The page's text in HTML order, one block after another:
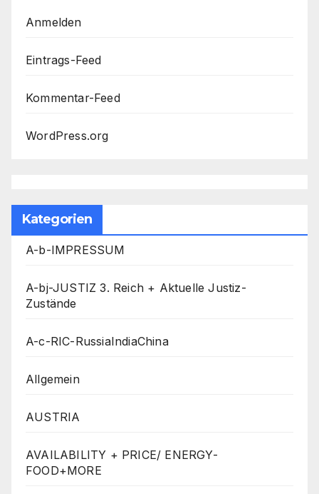
Anmelden
Eintrags-Feed
Kommentar-Feed
WordPress.org
Kategorien
A-b-IMPRESSUM
A-bj-JUSTIZ 3. Reich + Aktuelle Justiz-
Zustände
A-c-RIC-RussiaIndiaChina
Allgemein
AUSTRIA
AVAILABILITY + PRICE/ ENERGY-
FOOD+MORE